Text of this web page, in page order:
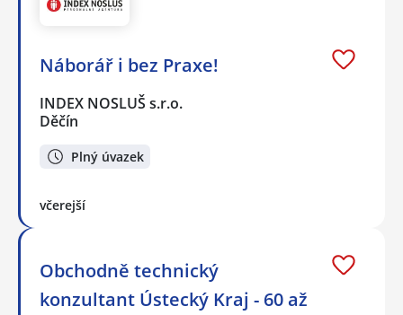
Náborář i bez Praxe!
INDEX NOSLUŠ s.r.o.
Děčín
Plný úvazek
včerejší
Obchodně technický
konzultant Ústecký Kraj - 60 až